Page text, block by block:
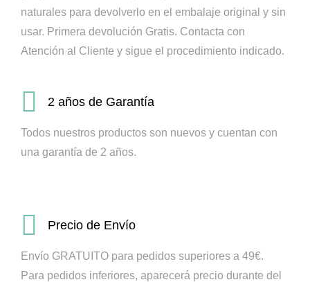
naturales para devolverlo en el embalaje original y sin
usar. Primera devolución Gratis. Contacta con
Atención al Cliente y sigue el procedimiento indicado.
2 años de Garantía
Todos nuestros productos son nuevos y cuentan con
una garantía de 2 años.
Precio de Envío
Envío GRATUITO para pedidos superiores a 49€.
Para pedidos inferiores, aparecerá precio durante del